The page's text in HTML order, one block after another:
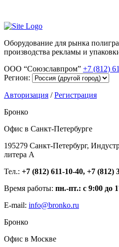
Оборудование для рынка
производства рекламы и
ООО “Союзславпром” +7 (812)
Регион:
Авторизация /Регистрация
Бронко
Офис в Санкт-Петербурге
195279 Санкт-Петербург,
литера А
Тел.: +7 (812) 611-10-40, +7 (812)
Время работы: пн.-пт.: с 9:00 до
E-mail: info@bronko.ru
Бронко
Офис в Москве